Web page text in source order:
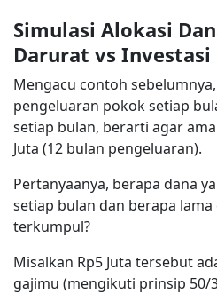
Simulasi Alokasi
Darurat vs Investasi
Mengacu contoh
pengeluaran pokok setiap
setiap bulan, berarti agar
Juta (12 bulan pengeluaran).
Pertanyaanya, berapa dana
setiap bulan dan berapa
terkumpul?
Misalkan Rp5 Juta tersebut
gajimu (mengikuti prinsip 50/